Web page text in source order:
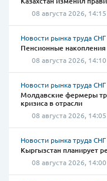
08 августа 2026, 14:15
Новости рынка труда
Пенсионные накопления
08 августа 2026, 14:10
Новости рынка труда
Молдавские фермеры
кризиса в отрасли
08 августа 2026, 14:05
Новости рынка труда
Кыргызстан планирует
08 августа 2026, 14:00